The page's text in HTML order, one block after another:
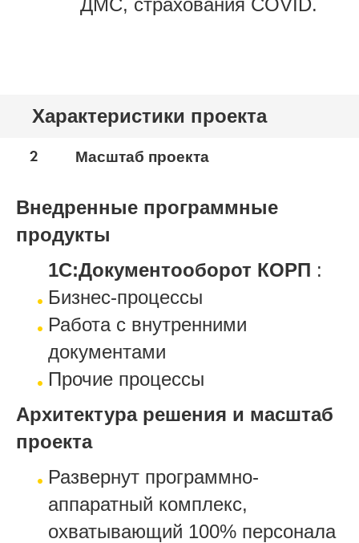
Характеристики проекта
2 Масштаб проекта
Внедренные программные
продукты
1С:Документооборот КОРП :
Бизнес-процессы
Работа с внутренними
документами
Прочие процессы
Архитектура решения и масштаб
проекта
Развернут программно-
аппаратный комплекс,
охватывающий 100% персонала